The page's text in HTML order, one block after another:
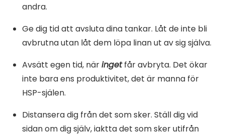
andra.
Ge dig tid att avsluta dina tankar. Låt de inte bli
avbrutna utan låt dem löpa linan ut av sig själva.
Avsätt egen tid, näringetfår avbryta. Det ökar
inte bara ens produktivitet, det är manna för
HSP-själen.
Distansera dig från det som sker. Ställ dig vid
sidan om dig själv, iaktta det som sker utifrån